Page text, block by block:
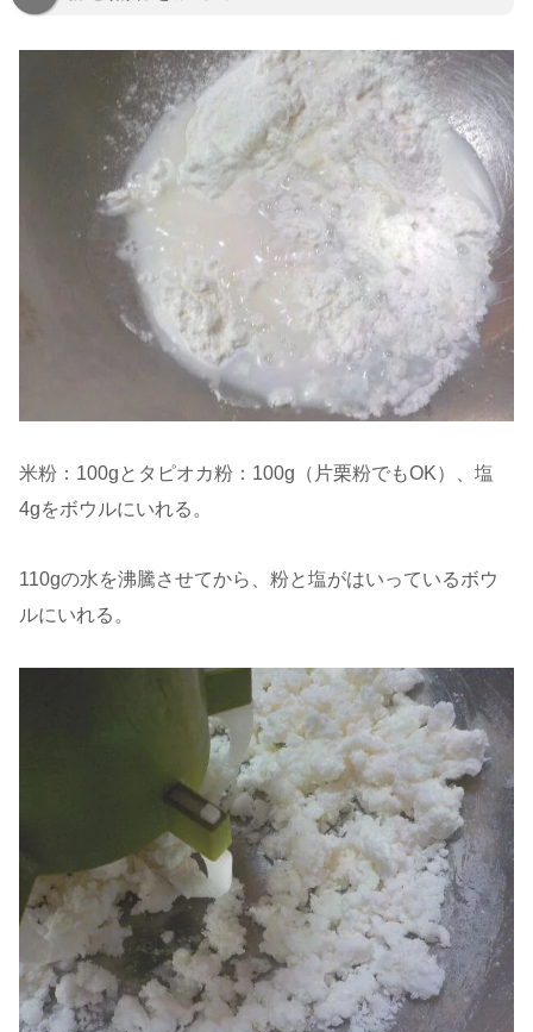
米粉：100gとタピオカ粉：100g（片栗粉でもOK）、塩
4gをボウルにいれる。
110gの水を沸騰させてから、粉と塩がはいっているボウ
ルにいれる。